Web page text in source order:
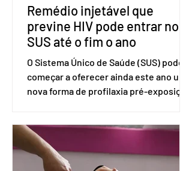
Remédio injetável que
previne HIV pode entrar no
SUS até o fim o ano
O Sistema Único de Saúde (SUS) pode
começar a oferecer ainda este ano uma
nova forma de profilaxia pré-exposição
medicamento carbotegravir, que
impede a replicação do vírus de forma
prolongada e pode ser tomado a cada